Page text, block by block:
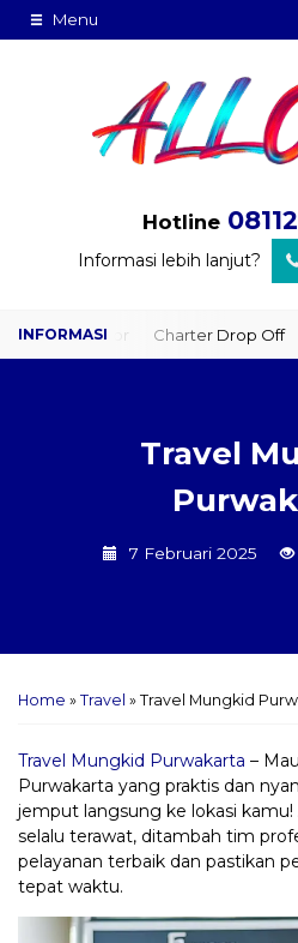
Menu
Hotline
Informasi lebih lanjut?
Door Charter Drop Off Sewa
Travel
7 Februari 2025
Home » Travel » Travel Mungkid
Travel Mungkid Purwakarta –
Purwakarta yang praktis dan
jemput langsung ke lokasi kamu!
selalu terawat, ditambah tim
pelayanan terbaik dan pastikan
tepat waktu.